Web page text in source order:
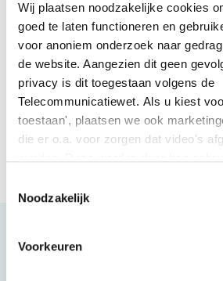
Wij plaatsen noodzakelijke cookies
goed te laten functioneren en
voor anoniem onderzoek naar
de website. Aangezien dit geen
privacy is dit toegestaan volgens de
Telecommunicatiewet. Als u kiest
toestaan', plaatsen we ook
die er o.a. voor zorgen dat video's
is advertenties weergeven die
onderaan de pagina.
Noodzakelijk
Voorkeuren
Nieuwsbrief
Wilt u op de hoogte blijven van
DHD? Schrijf u dan​ in voor onze
Aanmelden nieuwsbrief
Contact